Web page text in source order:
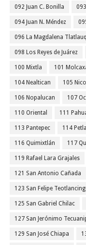
092 Juan C. Bonilla
094 Juan N. Méndez
096 La Magdalena
098 Los Reyes de Juárez
100 Mixtla 101
104 Nealtican 105
106 Nopalucan 107
110 Oriental 111
113 Pantepec 114
116 Quimixtlán 117
119 Rafael Lara Grajales
121 San Antonio Cañada
123 San Felipe
125 San Gabriel Chilac
127 San Jerónimo
129 San José Chiapa